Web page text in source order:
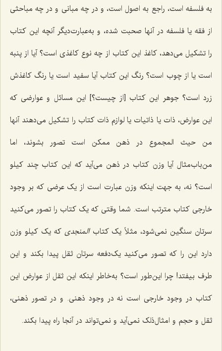
به فلسفه است، راجع به اصول است، و در چه مبانی و در چه مباحثی
از فقه یا فلسفه در آنها صحبت شده، و به‌عبارت‌دیگر آنچه این کتاب
را تشکیل می‌دهد، کاغذ این کتاب از چه نوع کاغذی است؟ آیا از پنبه
است یا از چوب است؟ رنگ این کتاب آیا سفید است یا رنگ کاغذش
زرد است؟ جوهر این کتاب [از چیست؟] این مسائل و عوارضی که
این عوارض، ذات یا ذاتیات یا لوازم ذات کتاب را تشکیل می‌دهند آنها
من حیث المجموع در ذهن ممکن است تصور بشوند، اما
من‌باب‌مثال آیا وزن کتاب در ذهن می‌آید که این کتاب چند کیلو
است؟ نه، به جهت اینکه وزن عبارت است از یک عرضی که بر وجود
خارجی کتاب مترتب است. شما وقتی که یک کتاب را تصور می‌کنید
سرتان سنگین نمی‌شود، مثلاً یک کتابالمنجدی که یک کیلو وزن
دارد این را که تصور می‌کنید یک‌دفعه سرتان ثقل پیدا بکند و این
طرف بیفتد! چرا این‌طور است؟ به‌خاطر اینکه این ثقل از عوارض این
کتاب در وجود خارجی است نه در وجود ذهنی. و در تصور ذهنی،
ثقل و حجم و امثال‌ذلک نمی‌آید و نمی‌تواند در آنجا راه پیدا بکند.